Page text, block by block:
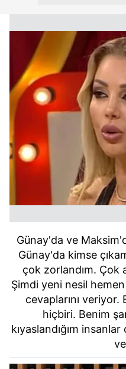
Günay'da ve
Günay'da kimse
çok zorlandım. Çok
Şimdi yeni nesil
cevaplarını
hiçbiri. Benim
kıyaslandığım